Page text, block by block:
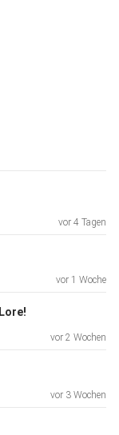
vor 4 Tagen
vor 1 Woche
vor 2 Wochen
vor 3 Wochen